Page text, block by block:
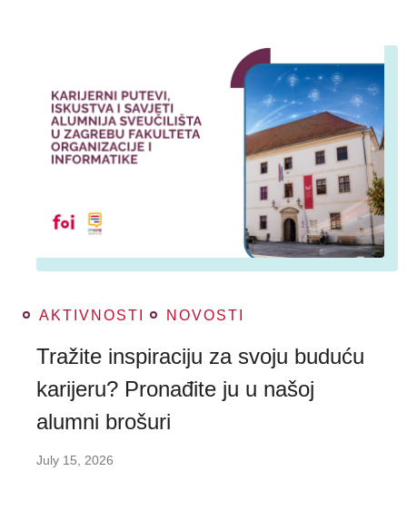
AKTIVNOSTI NOVOSTI
Tražite inspiraciju za svoju buduću
karijeru? Pronađite ju u našoj
alumni brošuri
July 15, 2026